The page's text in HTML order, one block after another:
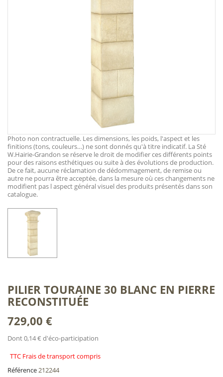
Photo non contractuelle. Les dimensions, les poids, l'aspect et les
finitions (tons, couleurs…) ne sont donnés qu'à titre indicatif. La Sté
W.Hairie-Grandon se réserve le droit de modifier ces différents points
pour des raisons esthétiques ou suite à des évolutions de production.
De ce fait, aucune réclamation de dédommagement, de remise ou
autre ne pourra être acceptée, dans la mesure où ces changements ne
modifient pas l aspect général visuel des produits présentés dans son
catalogue.
PILIER TOURAINE 30 BLANC EN PIERRE
RECONSTITUÉE
729,00 €
Dont 0,14 € d'éco-participation
TTC Frais de transport compris
Référence212244